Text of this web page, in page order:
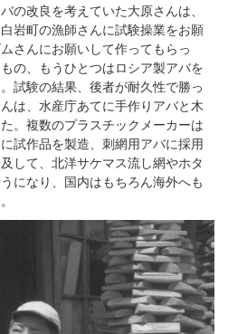
改良を考えていた大原さんは、
岩町の漁師さんに試験操業をお願
さんにお願いして作ってもらっ
の、もうひとつはロシア製アバを
試験の結果、後者が耐久性で勝っ
は、水産庁あてに手作りアバと木
。複数のプラスチックメーカーは
試作品を製造、刺網用アバに採用
して、北洋サケマス流し網やホタ
になり、国内はもちろん海外へも